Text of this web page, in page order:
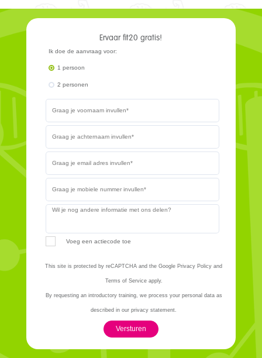
Ervaar fit20 gratis!
Ik doe de aanvraag voor:
1 persoon
2 personen
Voeg een actiecode toe
This site is protected by reCAPTCHA and the Google Privacy Policy and
Terms of Service apply.
By requesting an introductory training, we process your personal data as
described in our privacy statement.
Versturen